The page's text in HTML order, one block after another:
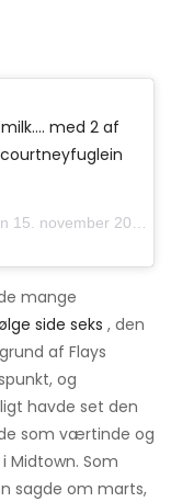
med 2 af
2018 kl. 14:23 PST
mange
side seks , den
af Flays
og
havde set den
som værtinde og
Midtown. Som
sagde om marts,